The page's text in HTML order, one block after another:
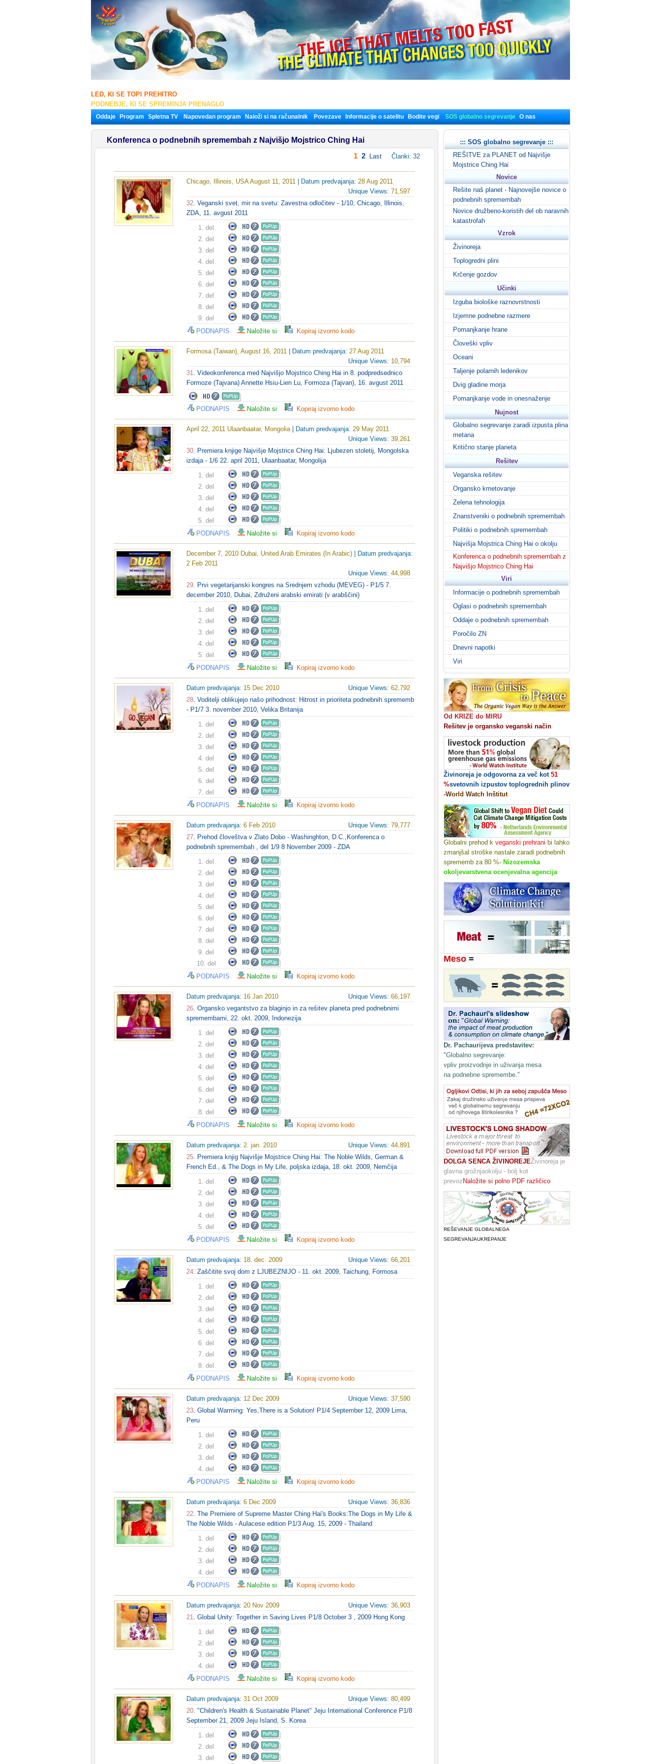
LED, KI SE TOPI PREHITRO
PODNEBJE, KI SE SPREMINJA PRENAGLO
Oddaje Program Spletna TV Napovedan program Naloži si na računalnik Povezave Informacije o satelitu Bodite vegi SOS globalno segrevanje O nas
Konferenca o podnebnih spremembah z Najvišjo Mojstrico Ching Hai
1 2 Last Članki: 32
Chicago, Illinois, USA August 11, 2011 | Datum predvajanja: 28 Aug 2011
Unique Views: 71,597
32. Veganski svet, mir na svetu: Zavestna odločitev - 1/10, Chicago, Illinois,
ZDA, 11. avgust 2011
1. del
2. del
3. del
4. del
5. del
6. del
7. del
8. del
9. del
PODNAPIS
Naložite si Kopiraj izvorno kodo
Formosa (Taiwan), August 16, 2011 | Datum predvajanja: 27 Aug 2011
Unique Views: 10,794
31. Videokonferenca med Najvišjo Mojstrico Ching Hai in 8. podpredsednico
Formoze (Tajvana) Annette Hsiu-Lien Lu, Formoza (Tajvan), 16. avgust 2011
PODNAPIS Naložite si Kopiraj izvorno kodo
April 22, 2011 Ulaanbaatar, Mongolia| Datum predvajanja: 29 May 2011
Unique Views: 39,261
30. Premiera knjige Najvišje Mojstrice Ching Hai: Ljubezen stoletij, Mongolska
izdaja - 1/6 22. april 2011, Ulaanbaatar, Mongolija
1. del
2. del
3. del
4. del
5. del
PODNAPIS
Naložite si Kopiraj izvorno kodo
December 7, 2010 Dubai, United Arab Emirates (In Arabic) | Datum predvajanja:
2 Feb 2011
Unique Views: 44,998
29. Prvi vegetarijanski kongres na Srednjem vzhodu (MEVEG) - P1/5 7.
december 2010, Dubai, Združeni arabski emirati (v arabščini)
1. del
2. del
3. del
4. del
5. del
PODNAPIS
Naložite si Kopiraj izvorno kodo
Datum predvajanja: 15 Dec 2010 Unique Views: 62,792
28. Voditelji oblikujejo našo prihodnost: Hitrost in prioriteta podnebnih sprememb
- P1/7 3. november 2010, Velika Britanija
1. del
2. del
3. del
4. del
5. del
6. del
7. del
PODNAPIS
Naložite si Kopiraj izvorno kodo
Datum predvajanja: 6 Feb 2010 Unique Views: 79,777
27. Prehod človeštva v Zlato Dobo - Washinghton, D.C.,Konferenca o
podnebnih spremembah , del 1/9 8 November 2009 - ZDA
1. del
2. del
3. del
4. del
5. del
6. del
7. del
8. del
9. del
10. del
PODNAPIS
Naložite si Kopiraj izvorno kodo
Datum predvajanja: 16 Jan 2010 Unique Views: 66,197
26. Organsko vegantstvo za blaginjo in za rešitev planeta pred podnebnimi
spremembami, 22. okt. 2009, Indonezija
1. del
2. del
3. del
4. del
5. del
6. del
7. del
8. del
PODNAPIS
Naložite si Kopiraj izvorno kodo
Datum predvajanja: 2. jan. 2010 Unique Views: 44,891
25. Premiera knjig Najvišje Mojstrice Ching Hai: The Noble Wilds, German &
French Ed., & The Dogs in My Life, poljska izdaja, 18. okt. 2009, Nemčija
1. del
2. del
3. del
4. del
5. del
PODNAPIS
Naložite si Kopiraj izvorno kodo
Datum predvajanja: 18. dec. 2009 Unique Views: 66,201
24. Zaščitite svoj dom z LJUBEZNIJO - 11. okt. 2009, Taichung, Formosa
1. del
2. del
3. del
4. del
5. del
6. del
7. del
8. del
PODNAPIS
Naložite si Kopiraj izvorno kodo
Datum predvajanja: 12 Dec 2009 Unique Views: 37,590
23. Global Warming: Yes,There is a Solution! P1/4 September 12, 2009 Lima,
Peru
1. del
2. del
3. del
4. del
PODNAPIS
Naložite si Kopiraj izvorno kodo
Datum predvajanja: 6 Dec 2009 Unique Views: 36,836
22. The Premiere of Supreme Master Ching Hai's Books:The Dogs in My Life &
The Noble Wilds - Aulacese edition P1/3 Aug. 15, 2009 - Thailand
1. del
2. del
3. del
4. del
PODNAPIS
Naložite si Kopiraj izvorno kodo
Datum predvajanja: 20 Nov 2009 Unique Views: 36,903
21. Global Unity: Together in Saving Lives P1/8 October 3 , 2009 Hong Kong
1. del
2. del
3. del
4. del
PODNAPIS
Naložite si Kopiraj izvorno kodo
Datum predvajanja: 31 Oct 2009 Unique Views: 80,499
20. "Children's Health & Sustainable Planet" Jeju International Conference P1/8
September 21, 2009 Jeju Island, S. Korea
1. del
2. del
3. del
::: SOS globalno segrevanje :::
REŠITVE za PLANET od Najvišje
Mojstrice Ching Hai
Novice
Rešite naš planet - Najnovejše novice o
podnebnih spremembah
Novice družbeno-koristih del ob naravnih
katastrofah
Vzrok
Živinoreja
Toplogredni plini
Krčenje gozdov
Učinki
Izguba biološke raznovrstnosti
Izjemne podnebne razmere
Pomanjkanje hrane
Človeški vpliv
Oceani
Taljenje polarnih ledenikov
Dvig gladine morja
Pomanjkanje vode in onesnaženje
Nujnost
Globalno segrevanje zaradi izpusta plina
metana
Kritično stanje planeta
Rešitev
Veganska rešitev
Organsko kmetovanje
Zelena tehnologija
Znanstveniki o podnebnih spremembah
Politiki o podnebnih spremembah
Najvišja Mojstrica Ching Hai o okolju
Konferenca o podnebnih spremembah z
Najvišjo Mojstrico Ching Hai
Viri
Informacije o podnebnih spremembah
Oglasi o podnebnih spremembah
Oddaje o podnebnih spremembah
Poročilo ZN
Dnevni napotki
Viri
Od KRIZE do MIRU
Rešitev je organsko veganski način
Živinoreja je odgovorna za več kot 51
%svetovnih izpustov toplogrednih plinov
-World Watch Inštitut
Globalni prehod k veganski prehrani bi lahko
zmanjšal stroške nastale zaradi podnebnih
sprememb za 80 %- Nizozemska
okoljevarstvena ocenjevalna agencija
Meso =
Dr. Pachaurijeva predstavitev:
"Globalno segrevanje:
vpliv proizvodnje in uživanja mesa
na podnebne spremembe."
DOLGA SENCA ŽIVINOREJEŽivinoreja je
glavna grožnjaokolju - bolj kot
prevoz Naložite si polno PDF različico
REŠEVANJE GLOBALNEGA
SEGREVANJAUKREPANJE